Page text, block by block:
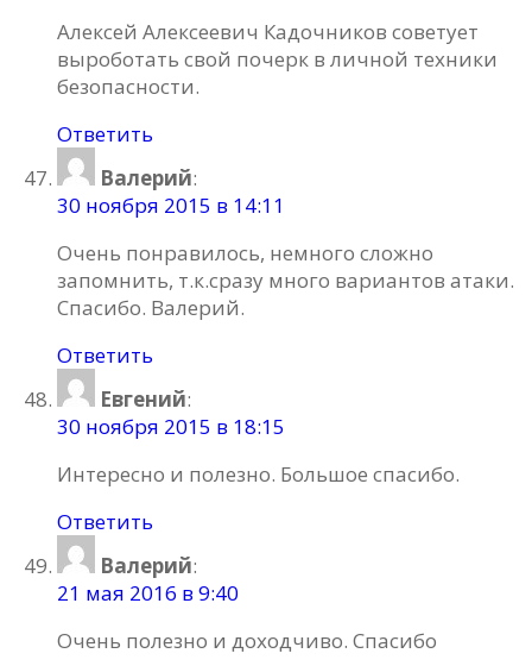
Алексей Алексеевич Кадочников советует
выроботать свой почерк в личной техники
безопасности.
Ответить
Валерий:
30 ноября 2015 в 14:11
Очень понравилось, немного сложно
запомнить, т.к.сразу много вариантов атаки.
Спасибо. Валерий.
Ответить
Евгений:
30 ноября 2015 в 18:15
Интересно и полезно. Большое спасибо.
Ответить
Валерий:
21 мая 2016 в 9:40
Очень полезно и доходчиво. Спасибо